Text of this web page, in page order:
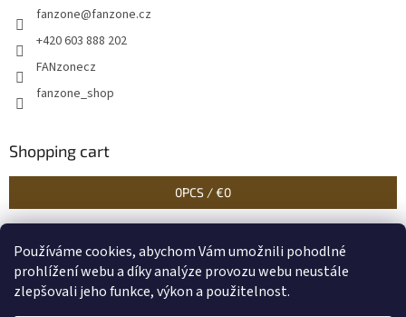
Používáme cookies, abychom Vám umožnili pohodlné
prohlížení webu a díky analýze provozu webu neustále
zlepšovali jeho funkce, výkon a použitelnost.
fanzone@fanzone.cz
+420 603 888 202
FANzonecz
fanzone_shop
Shopping cart
0PCS /€0
Historické dokumenty Linoryty - nástěnky Blog Sportantique.cz